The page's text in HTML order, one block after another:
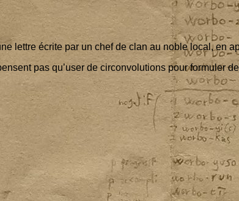
lettre écrite par un chef de clan au noble local, en
pas qu’u­ser de cir­con­vo­lu­tions pour for­mu­ler